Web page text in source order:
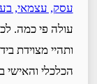
עסק, עצמאי,
עולה פי כמה.
ותהיי מצוידת
הכלכלי והאישי